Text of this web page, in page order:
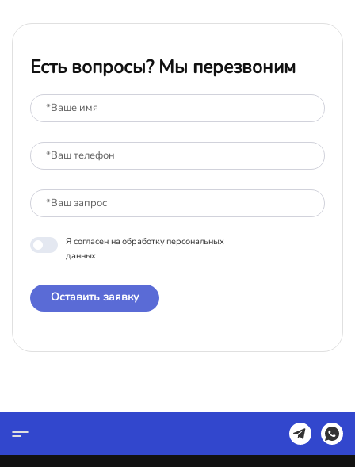
Есть вопросы? Мы перезвоним
Я согласен на обработку персональных
данных
Оставить заявку